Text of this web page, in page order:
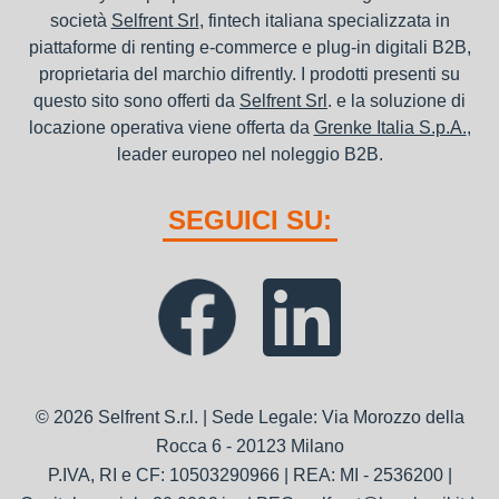
società Selfrent Srl , fintech italiana specializzata in
piattaforme di renting e-commerce e plug-in digitali B2B,
proprietaria del marchio difrently. I prodotti presenti su
questo sito sono offerti da Selfrent Srl . e la soluzione di
locazione operativa viene offerta da Grenke Italia S.p.A.,
leader europeo nel noleggio B2B.
SEGUICI SU:
© 2026 Selfrent S.r.l. | Sede Legale: Via Morozzo della
Rocca 6 - 20123 Milano
P.IVA, RI e CF: 10503290966 | REA: MI - 2536200 |